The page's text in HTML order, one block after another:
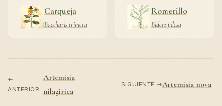
Carqueja
Baccharis trimera
Romerillo
Bidens pilosa
←
ANTERIOR
Artemisia
nilagirica
SIGUIENTE →Artemisia nova